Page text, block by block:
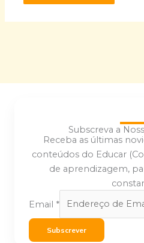
Subscreva a
Receba as últimas
conteúdos do Educar
de aprendizagem,
Email *
Subscrever